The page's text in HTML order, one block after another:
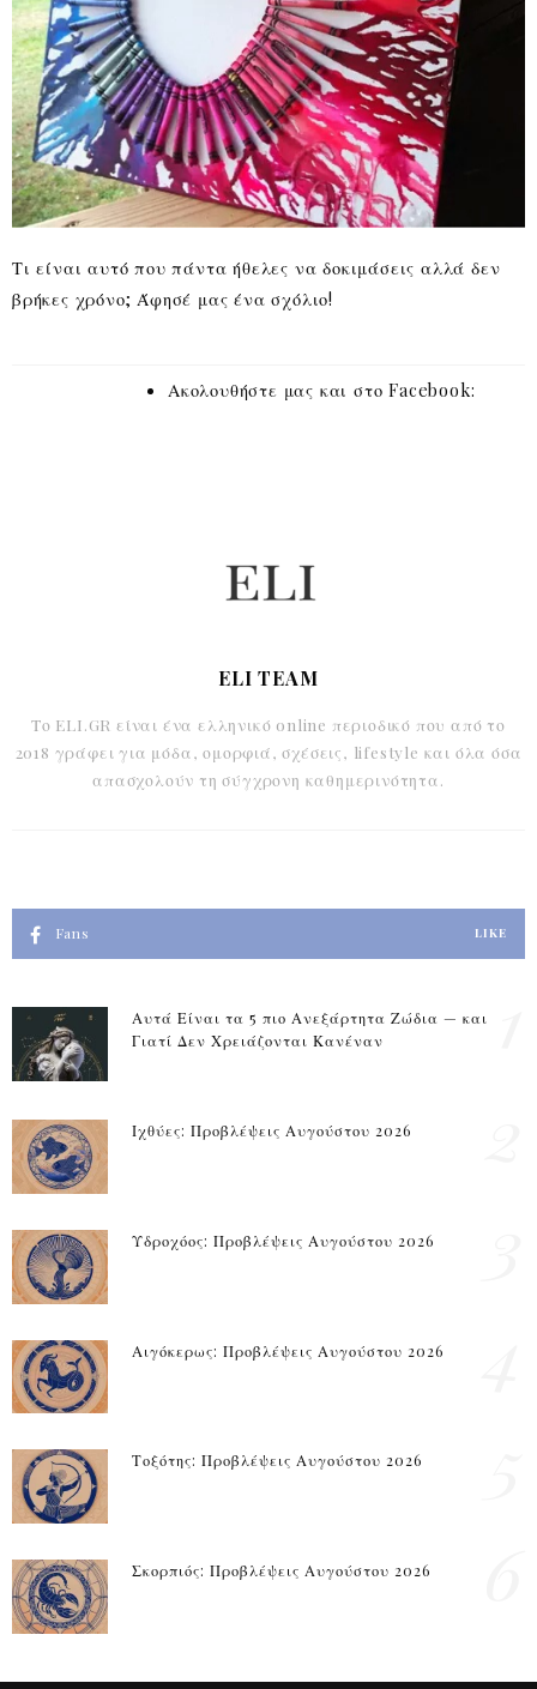
Τι είναι αυτό που πάντα ήθελες να δοκιμάσεις αλλά δεν
βρήκες χρόνο; Άφησέ μας ένα σχόλιο!
Ακολουθήστε μας και στο Facebook:
ELI TEAM
Το ELI.GR είναι ένα ελληνικό online περιοδικό που από το
2018 γράφει για μόδα, ομορφιά, σχέσεις, lifestyle και όλα όσα
απασχολούν τη σύγχρονη καθημερινότητα.
Fans LIKE
Αυτά Είναι τα 5 πιο Ανεξάρτητα Ζώδια — και
Γιατί Δεν Χρειάζονται Κανέναν
Ιχθύες: Προβλέψεις Αυγούστου 2026
Υδροχόος: Προβλέψεις Αυγούστου 2026
Αιγόκερως: Προβλέψεις Αυγούστου 2026
Τοξότης: Προβλέψεις Αυγούστου 2026
Σκορπιός: Προβλέψεις Αυγούστου 2026